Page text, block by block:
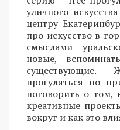
уличного искусства
центру
про искусство в
смыслами
новые,
существующие.
прогуляться по
поговорить о том,
креативные
вокруг и как это